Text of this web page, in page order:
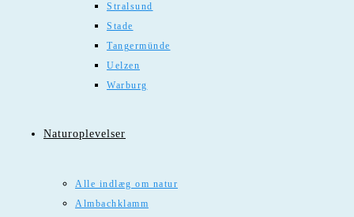
Stralsund
Stade
Tangermünde
Uelzen
Warburg
Naturoplevelser
Alle indlæg om natur
Almbachklamm